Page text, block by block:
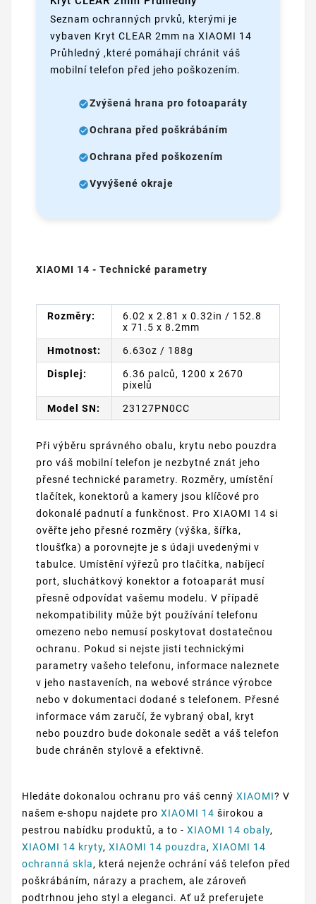
Seznam ochranných prvků, kterými je
vybaven Kryt CLEAR 2mm na XIAOMI 14
Průhledný ,které pomáhají chránit váš
mobilní telefon před jeho poškozením.
Zvýšená hrana pro fotoaparáty
Ochrana před poškrábáním
Ochrana před poškozením
Vyvýšené okraje
XIAOMI 14 - Technické parametry
Rozměry:
6.02 x 2.81 x 0.32in / 152.8
x 71.5 x 8.2mm
Hmotnost: 6.63oz / 188g
Displej:
6.36 palců, 1200 x 2670
pixelů
Model SN: 23127PN0CC
Při výběru správného obalu, krytu nebo pouzdra
pro váš mobilní telefon je nezbytné znát jeho
přesné technické parametry. Rozměry, umístění
tlačítek, konektorů a kamery jsou klíčové pro
dokonalé padnutí a funkčnost. Pro XIAOMI 14 si
ověřte jeho přesné rozměry (výška, šířka,
tloušťka) a porovnejte je s údaji uvedenými v
tabulce. Umístění výřezů pro tlačítka, nabíjecí
port, sluchátkový konektor a fotoaparát musí
přesně odpovídat vašemu modelu. V případě
nekompatibility může být používání telefonu
omezeno nebo nemusí poskytovat dostatečnou
ochranu. Pokud si nejste jisti technickými
parametry vašeho telefonu, informace naleznete
v jeho nastaveních, na webové stránce výrobce
nebo v dokumentaci dodané s telefonem. Přesné
informace vám zaručí, že vybraný obal, kryt
nebo pouzdro bude dokonale sedět a váš telefon
bude chráněn stylově a efektivně.
Hledáte dokonalou ochranu pro váš cenný XIAOMI? V
našem e-shopu najdete pro XIAOMI 14 širokou a
pestrou nabídku produktů, a to - XIAOMI 14 obaly,
XIAOMI 14 kryty, XIAOMI 14 pouzdra, XIAOMI 14
ochranná skla, která nejenže ochrání váš telefon před
poškrábáním, nárazy a prachem, ale zároveň
podtrhnou jeho styl a eleganci. Ať už preferujete